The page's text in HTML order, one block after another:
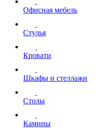
Офисная мебель
Стулья
Кровати
Шкафы и стеллажи
Столы
Камины